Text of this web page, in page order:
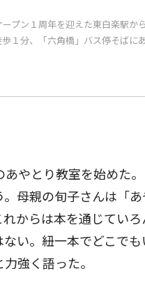
プン１周年を迎えた東白楽駅か
１分、「六角橋」バス停そばに
やとり教室を始めた
母親の旬子さんは「
からは本を通じてい
い。紐一本でどこで
強く語った。